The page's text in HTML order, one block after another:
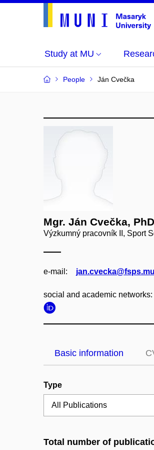
Study at MU
People Ján Cvečka
Mgr. Ján Cvečka,
Výzkumný pracovník II, Sport
e‑mail:
social and academic networks:
Basic information
Type
Total number of